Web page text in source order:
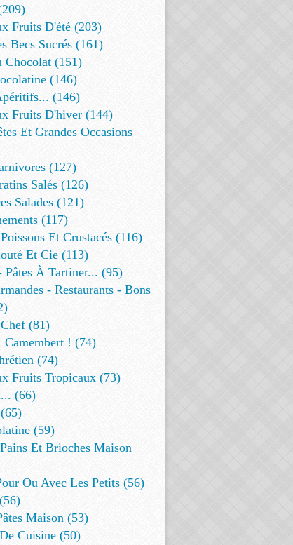
Fruits D'été (203)
Becs Sucrés (161)
Chocolat (151)
(146)
(146)
Fruits D'hiver (144)
Et Grandes Occasions
(127)
Salés (126)
Salades (121)
(117)
Et Crustacés (116)
Et Cie (113)
Pâtes À Tartiner... (95)
- Restaurants - Bons
(81)
! (74)
(74)
Fruits Tropicaux (73)
(66)
(59)
Et Brioches Maison
Ou Avec Les Petits (56)
Maison (53)
Cuisine (50)